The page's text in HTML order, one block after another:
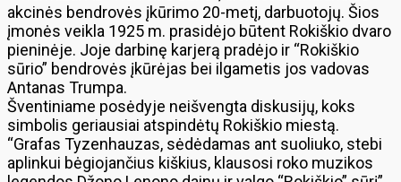
akcinės bendrovės įkūrimo 20-metį, darbuotojų. Šios
įmonės veikla 1925 m. prasidėjo būtent Rokiškio dvaro
pieninėje. Joje darbinę karjerą pradėjo ir “Rokiškio
sūrio” bendrovės įkūrėjas bei ilgametis jos vadovas
Antanas Trumpa.
Šventiniame posėdyje neišvengta diskusijų, koks
simbolis geriausiai atspindėtų Rokiškio miestą.
“Grafas Tyzenhauzas, sėdėdamas ant suoliuko, stebi
aplinkui bėgiojančius kiškius, klausosi roko muzikos